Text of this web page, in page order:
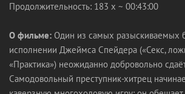
Продолжительность: 183 x ~ 00:43:00
О фильме: Один из самых разыскиваемых
исполнении Джеймса Спейдера («Секс,
«Практика») неожиданно добровольно
Самодовольный преступник-хитрец